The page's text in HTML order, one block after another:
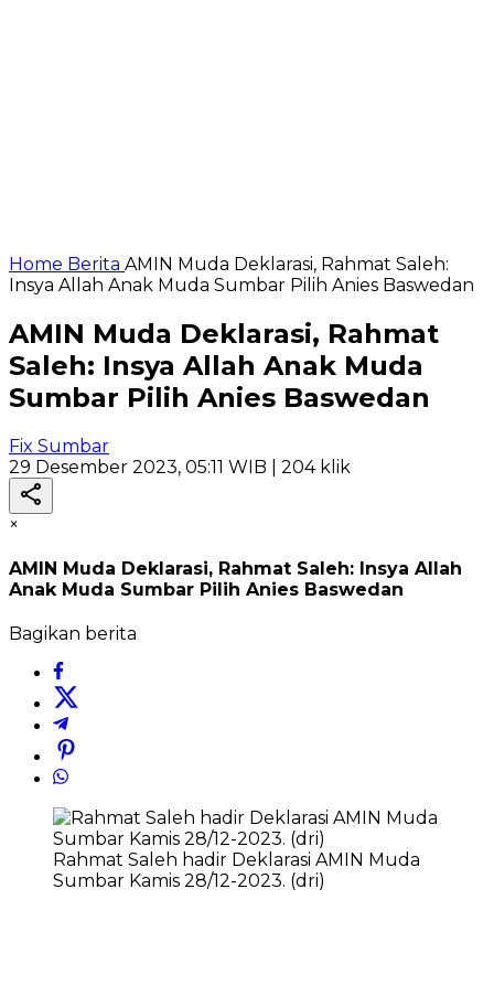
Home Berita AMIN Muda Deklarasi, Rahmat Saleh:
Insya Allah Anak Muda Sumbar Pilih Anies Baswedan
AMIN Muda Deklarasi, Rahmat
Saleh: Insya Allah Anak Muda
Sumbar Pilih Anies Baswedan
Fix Sumbar
29 Desember 2023, 05:11 WIB | 204 klik
×
AMIN Muda Deklarasi, Rahmat Saleh: Insya Allah
Anak Muda Sumbar Pilih Anies Baswedan
Bagikan berita
Rahmat Saleh hadir Deklarasi AMIN Muda
Sumbar Kamis 28/12-2023. (dri)